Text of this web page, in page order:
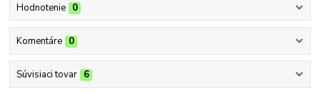
Hodnotenie 0
Komentáre 0
Súvisiaci tovar 6